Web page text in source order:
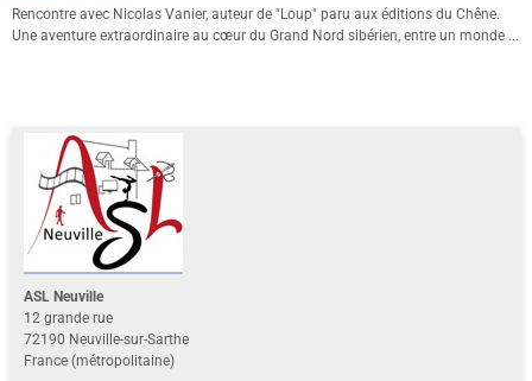
Rencontre avec Nicolas Vanier, auteur de "Loup" paru aux éditions du Chêne.
Une aventure extraordinaire au cœur du Grand Nord sibérien, entre un monde ...
ASL Neuville
12 grande rue
72190 Neuville-sur-Sarthe
France (métropolitaine)